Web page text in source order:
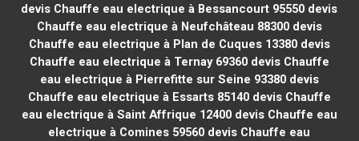
devis Chauffe eau electrique à Bessancourt 95550 devis
Chauffe eau electrique à Neufchâteau 88300devis
Chauffe eau electrique à Plan de Cuques 13380devis
Chauffe eau electrique à Ternay 69360devis Chauffe
eau electrique à Pierrefitte sur Seine 93380devis
Chauffe eau electrique à Essarts 85140devis Chauffe
eau electrique à Saint Affrique 12400devis Chauffe eau
electrique à Comines 59560 devis Chauffe eau